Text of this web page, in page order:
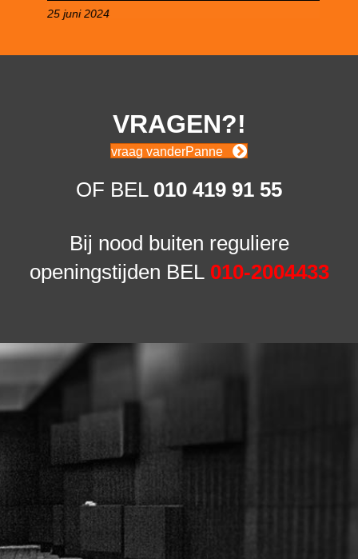
25 juni 2024
VRAGEN?!
vraag vanderPanne
OF BEL 010 419 91 55
Bij nood buiten reguliere
openingstijden BEL010-2004433